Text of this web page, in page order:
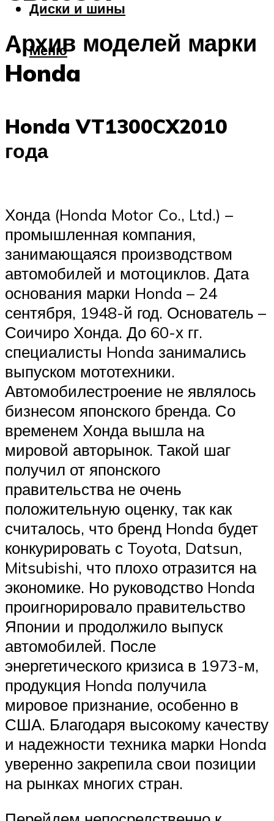
Диски и шины
Меню
Архив моделей марки
Honda
Honda VT1300CX2010
года
Хонда (Honda Motor Co., Ltd.) –
промышленная компания,
занимающаяся производством
автомобилей и мотоциклов. Дата
основания марки Honda – 24
сентября, 1948-й год. Основатель –
Соичиро Хонда. До 60-х гг.
специалисты Honda занимались
выпуском мототехники.
Автомобилестроение не являлось
бизнесом японского бренда. Со
временем Хонда вышла на
мировой авторынок. Такой шаг
получил от японского
правительства не очень
положительную оценку, так как
считалось, что бренд Honda будет
конкурировать с Toyota, Datsun,
Mitsubishi, что плохо отразится на
экономике. Но руководство Honda
проигнорировало правительство
Японии и продолжило выпуск
автомобилей. После
энергетического кризиса в 1973-м,
продукция Honda получила
мировое признание, особенно в
США. Благодаря высокому качеству
и надежности техника марки Honda
уверенно закрепила свои позиции
на рынках многих стран.